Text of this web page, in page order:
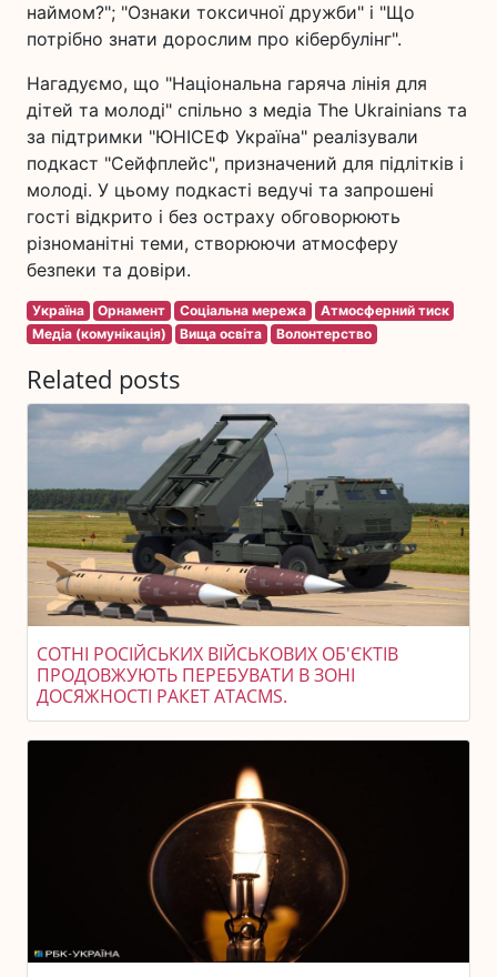
наймом?"; "Ознаки токсичної дружби" і "Що
потрібно знати дорослим про кібербулінг".
Нагадуємо, що "Національна гаряча лінія для
дітей та молоді" спільно з медіа The Ukrainians та
за підтримки "ЮНІСЕФ Україна" реалізували
подкаст "Сейфплейс", призначений для підлітків і
молоді. У цьому подкасті ведучі та запрошені
гості відкрито і без остраху обговорюють
різноманітні теми, створюючи атмосферу
безпеки та довіри.
Україна Орнамент Соціальна мережа
Атмосферний тиск
Медіа (комунікація)
Вища освіта Волонтерство
Related posts
СОТНІ РОСІЙСЬКИХ ВІЙСЬКОВИХ ОБ'ЄКТІВ
ПРОДОВЖУЮТЬ ПЕРЕБУВАТИ В ЗОНІ
ДОСЯЖНОСТІ РАКЕТ ATACMS.